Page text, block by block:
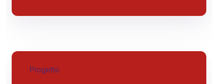
Progetto